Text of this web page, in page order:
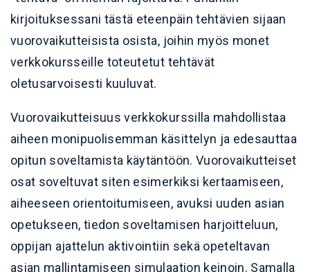
kirjoituksessani tästä eteenpäin tehtävien sijaan
vuorovaikutteisista osista, joihin myös monet
verkkokursseille toteutetut tehtävät
oletusarvoisesti kuuluvat.
Vuorovaikutteisuus verkkokurssilla mahdollistaa
aiheen monipuolisemman käsittelyn ja edesauttaa
opitun soveltamista käytäntöön. Vuorovaikutteiset
osat soveltuvat siten esimerkiksi kertaamiseen,
aiheeseen orientoitumiseen, avuksi uuden asian
opetukseen, tiedon soveltamisen harjoitteluun,
oppijan ajattelun aktivointiin sekä opeteltavan
asian mallintamiseen simulaation keinoin. Samalla